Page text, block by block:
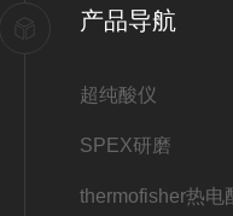
产品导航
超纯酸仪
SPEX研磨
thermofisher热电